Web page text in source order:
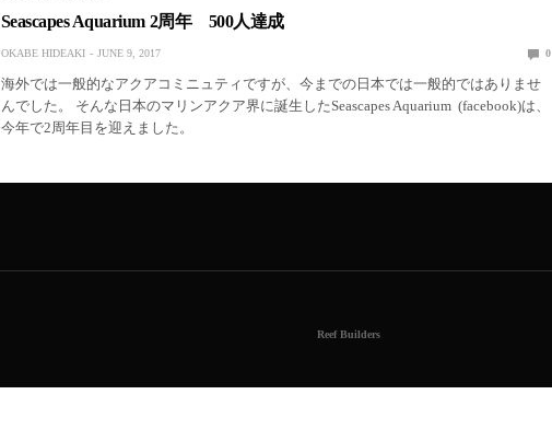
Seascapes Aquarium 2周年 500人達成
OKABE HIDEAKI JUNE 9, 2017 0
海外では一般的なアクアコミニュティですが、今までの日本では一般的ではありませ
んでした。 そんな日本のマリンアクア界に誕生したSeascapes Aquarium (facebook)は、
今年で2周年目を迎えました。
Reef Builders